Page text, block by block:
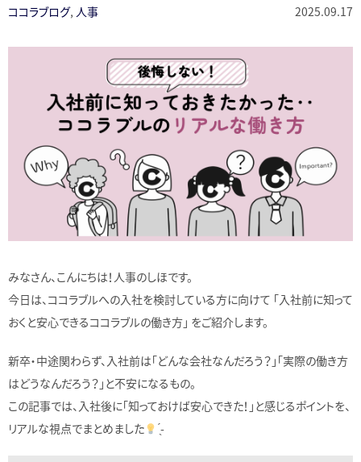
ココラブログ, 人事 2025.09.17
みなさん、こんにちは！人事のしほです。
今日は、ココラブルへの入社を検討している方に向けて 「入社前に知って
おくと安心できるココラブルの働き方」 をご紹介します。
新卒・中途関わらず、入社前は「どんな会社なんだろう？」「実際の働き方
はどうなんだろう？」と不安になるもの。
この記事では、入社後に「知っておけば安心できた！」と感じるポイントを、
リアルな視点でまとめました
̖́-